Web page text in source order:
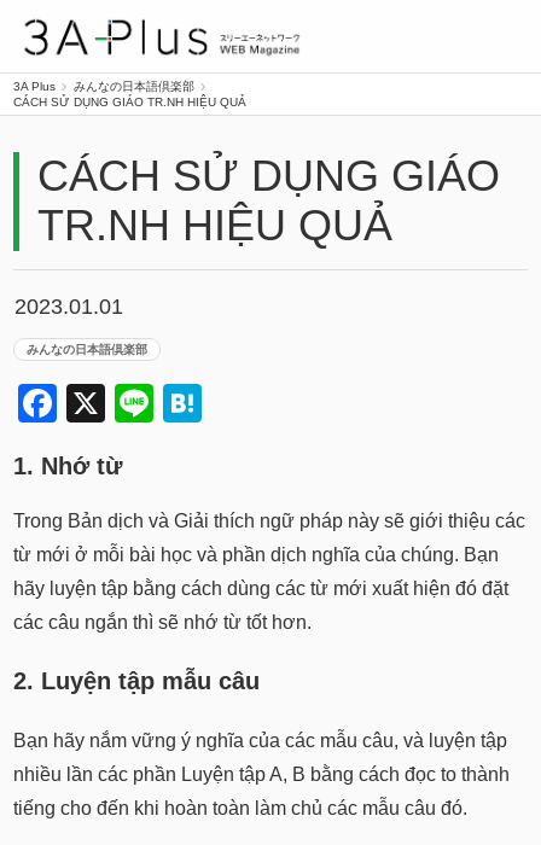
3A Plus
みんなの日本語倶楽部
CÁCH SỬ DỤNG GIÁO TR.NH HIỆU QUẢ
CÁCH SỬ DỤNG GIÁO
TR.NH HIỆU QUẢ
2023.01.01
みんなの日本語倶楽部
Facebook
X Line
1. Nhớ từ
Trong Bản dịch và Giải thích ngữ pháp này sẽ giới thiệu các
từ mới ở mỗi bài học và phần dịch nghĩa của chúng. Bạn
hãy luyện tập bằng cách dùng các từ mới xuất hiện đó đặt
các câu ngắn thì sẽ nhớ từ tốt hơn.
2. Luyện tập mẫu câu
Bạn hãy nắm vững ý nghĩa của các mẫu câu, và luyện tập
nhiều lần các phần Luyện tập A, B bằng cách đọc to thành
tiếng cho đến khi hoàn toàn làm chủ các mẫu câu đó.